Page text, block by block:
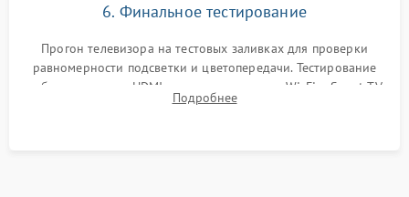
6. Финальное тестирование
Прогон телевизора на тестовых заливках для проверки
равномерности подсветки и цветопередачи. Тестирование
работы разъемов HDMI, динамиков, модуля Wi-Fi и Smart TV
в рабочем режиме в течение нескольких часов.
Подробнее